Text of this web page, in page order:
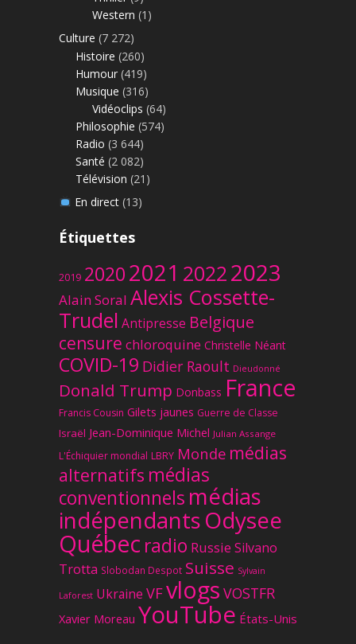
Western (1)
Culture (7 272)
Histoire (260)
Humour (419)
Musique (316)
Vidéoclips (64)
Philosophie (574)
Radio (3 644)
Santé (2 082)
Télévision (21)
En direct(13)
Étiquettes
2019 20202021 20222023
Alain Soral Alexis Cossette-
Trudel Antipresse Belgique
censure chloroquine Christelle Néant
COVID-19 Didier Raoult Dieudonné
Donald Trump Donbass France
Francis Cousin Gilets jaunes Guerre de Classe
Israël Jean-Dominique Michel Julian Assange
L'Échiquier mondial LBRY Monde médias
alternatifs médias
conventionnels médias
indépendantsOdysee
Québec radio Russie Silvano
Trotta Slobodan Despot Suisse Sylvain
Laforest Ukraine VFvlogs VOSTFR
Xavier Moreau YouTube États-Unis